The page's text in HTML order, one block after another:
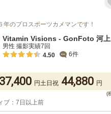
年のプロスポーツカメマンです！
Vitamin Visions - GonFoto 河上
男性 撮影実績7回
4.50
6件
37,400 円土日祝 44,880 円
ブ：7日以上前